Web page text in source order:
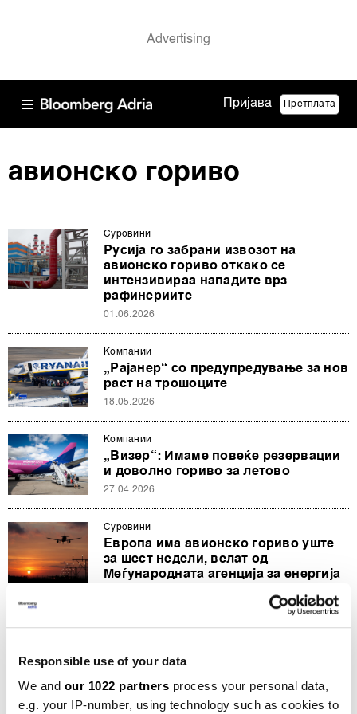
Responsible use of your data
We and our 1022 partners process your personal data,
e.g. your IP-number, using technology such as cookies to
Пријава Претплата
авионско гориво
Суровини
Русија го забрани извозот на
авионско гориво откако се
интензивираа нападите врз
рафинериите
01.06.2026
Компании
„Рајанер“ со предупредување за нов
раст на трошоците
18.05.2026
Компании
„Визер“: Имаме повеќе резервации
и доволно гориво за летово
27.04.2026
Суровини
Европа има авионско гориво уште
за шест недели, велат од
Меѓународната агенција за енергија
Европа
гориво за авиони поради недостиг
05.04.2026